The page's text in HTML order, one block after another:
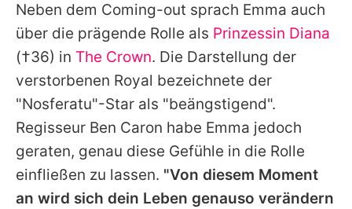
Neben dem Coming-out sprach Emma auch
über die prägende Rolle als Prinzessin Diana
(†36) in The Crown. Die Darstellung der
verstorbenen Royal bezeichnete der
"Nosferatu"-Star als "beängstigend".
Regisseur Ben Caron habe Emma jedoch
geraten, genau diese Gefühle in die Rolle
einfließen zu lassen. "Von diesem Moment
an wird sich dein Leben genauso verändern